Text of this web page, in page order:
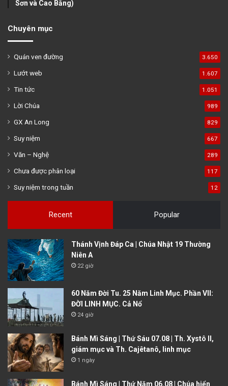
Sơn và Cao Bằng)
Chuyên mục
Quán ven đường 3.650
Lướt web 1.607
Tin tức 1.051
Lời Chúa 989
GX An Long 829
Suy niệm 667
Văn – Nghệ 289
Chưa được phân loại 117
Suy niệm trong tuần 12
Recent Popular
Thánh Vịnh Đáp Ca | Chúa Nhật 19 Thường
Niên A
22 giờ
60 Năm Đời Tu. 25 Năm Linh Mục. Phần VII:
ĐỜI LINH MỤC. Cả Nổ
24 giờ
Bánh Mì Sáng | Thứ Sáu 07.08 | Th. Xystô II,
giám mục và Th. Cajêtanô, linh mục
1 ngày
Bánh Mì Sáng | Thứ Năm 06.08 | Chúa hiển